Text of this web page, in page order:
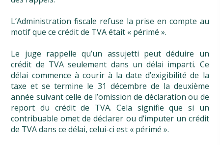
L’Administration fiscale refuse la prise en compte au
motif que ce crédit de TVA était « périmé ».
Le juge rappelle qu’un assujetti peut déduire un
crédit de TVA seulement dans un délai imparti. Ce
délai commence à courir à la date d’exigibilité de la
taxe et se termine le 31 décembre de la deuxième
année suivant celle de l’omission de déclaration ou de
report du crédit de TVA. Cela signifie que si un
contribuable omet de déclarer ou d’imputer un crédit
de TVA dans ce délai, celui-ci est « périmé ».